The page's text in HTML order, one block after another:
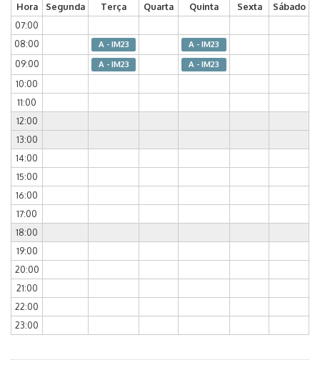
Hora Segunda Terça Quarta Quinta Sexta
Sábado
07:00
08:00
A - IM23 A - IM23
09:00 A - IM23 A - IM23
10:00
11:00
12:00
13:00
14:00
15:00
16:00
17:00
18:00
19:00
20:00
21:00
22:00
23:00